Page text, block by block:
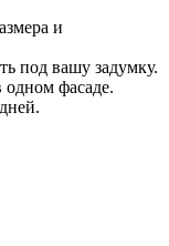
и
под вашу задумку.
одном фасаде.